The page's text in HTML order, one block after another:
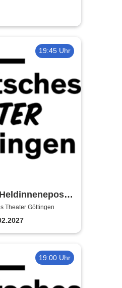
19:45 Uhr
-
Göttingen
Theater Göttingen
19:00 Uhr